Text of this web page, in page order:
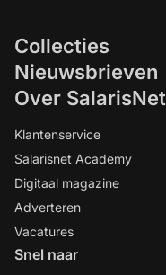
Collecties
Nieuwsbrieven
Over SalarisNet
Klantenservice
Salarisnet Academy
Digitaal magazine
Adverteren
Vacatures
Snel naar